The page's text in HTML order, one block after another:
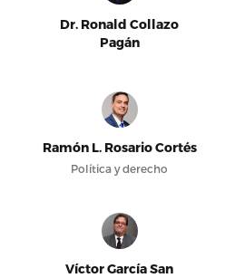
Dr. Ronald Collazo
Pagán
Ramón L. Rosario Cortés
Política y derecho
Víctor García San